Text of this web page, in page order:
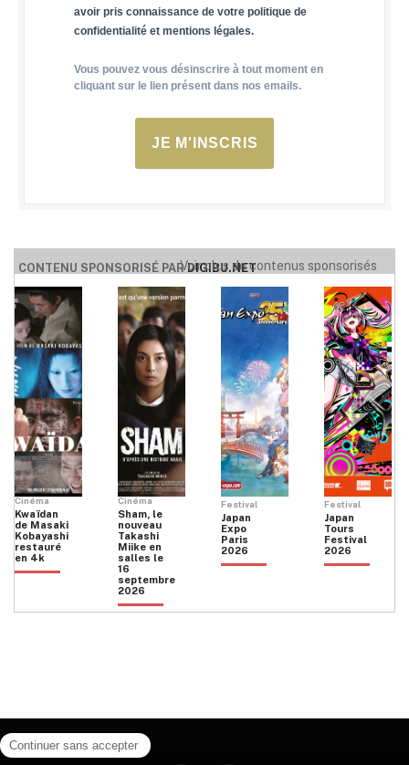
avoir pris connaissance de votre politique de
confidentialité et mentions légales.
Vous pouvez vous désinscrire à tout moment en
cliquant sur le lien présent dans nos emails.
JE M'INSCRIS
CONTENU SPONSORISÉ PARDIGIBU.NET
Voir plus de contenus sponsorisés
Cinéma
Kwaïdan
de Masaki
Kobayashi
restauré
en 4k
Cinéma
Sham, le
nouveau
Takashi
Miike en
salles le
16
septembre
2026
Festival
Japan
Expo
Paris
2026
Festival
Japan
Tours
Festival
2026